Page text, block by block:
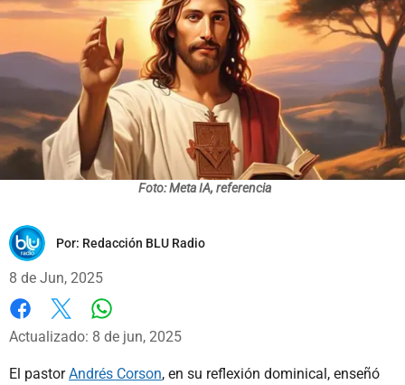
Foto: Meta IA, referencia
Por: Redacción BLU Radio
8 de Jun, 2025
Facebook
X
Actualizado: 8 de jun, 2025
El pastorAndrés Corson, en su reflexión dominical, enseñó